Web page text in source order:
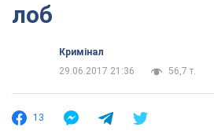
лоб
Кримінал
29.06.2017 21:36
56,7 т.
13